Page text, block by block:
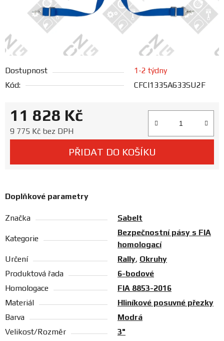
Obchodní
podmínky
Doprava
Blog
a
katalogy
Dostupnost
1-2 týdny
Kód:
CFCI1335A633SU2F
11 828 Kč
9 775 Kč bez DPH
PŘIDAT DO KOŠÍKU
Doplňkové parametry
Značka Sabelt
Kategorie
Bezpečnostní pásy s FIA
homologací
Určení
Rally, Okruhy
Produktová řada
6-bodové
Homologace
FIA 8853-2016
Materiál
Hliníkové posuvné přezky
Barva
Modrá
Velikost/Rozměr
3"